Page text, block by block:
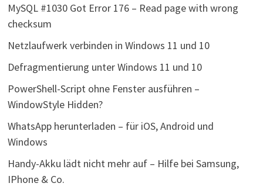
MySQL #1030 Got Error 176 – Read page with wrong
checksum
Netzlaufwerk verbinden in Windows 11 und 10
Defragmentierung unter Windows 11 und 10
PowerShell-Script ohne Fenster ausführen –
WindowStyle Hidden?
WhatsApp herunterladen – für iOS, Android und
Windows
Handy-Akku lädt nicht mehr auf – Hilfe bei Samsung,
IPhone & Co.